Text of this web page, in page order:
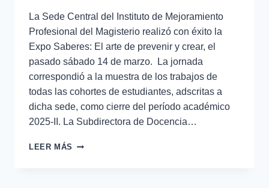
La Sede Central del Instituto de Mejoramiento
Profesional del Magisterio realizó con éxito la
Expo Saberes: El arte de prevenir y crear, el
pasado sábado 14 de marzo. La jornada
correspondió a la muestra de los trabajos de
todas las cohortes de estudiantes, adscritas a
dicha sede, como cierre del período académico
2025-II. La Subdirectora de Docencia…
LEER MÁS